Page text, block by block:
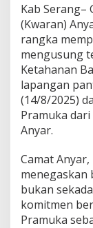
Kab Serang–
(Kwaran)
rangka
mengusung
Ketahanan
lapangan
(14/8/2025)
Pramuka
Anyar.
Camat
menegaskan
bukan
komitmen
Pramuka